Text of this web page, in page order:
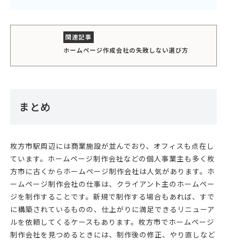
ホームページ作成会社の失敗しない選び方
まとめ
枚方市駅周辺には商業施設が並んでおり、オフィスも点在し
ています。ホームページ制作会社などの個人事業主も多く枚
方市に古くからホームページ制作会社は人気があります。ホ
ームページ制作会社の仕事は、クライアント主のホームペー
ジを制作することです。新規で制作する場合もあれば、すで
に構築されているものの、仕上がりに満足できるリニューア
ルを依頼してくるケースもあります。枚方市でホームページ
制作会社を見つめるときには、制作後の修正、やり直しなど